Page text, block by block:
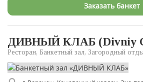
Заказать банкет
ДИВНЫЙ КЛАБ (Divniy
Ресторан, Банкетный зал, Загородный